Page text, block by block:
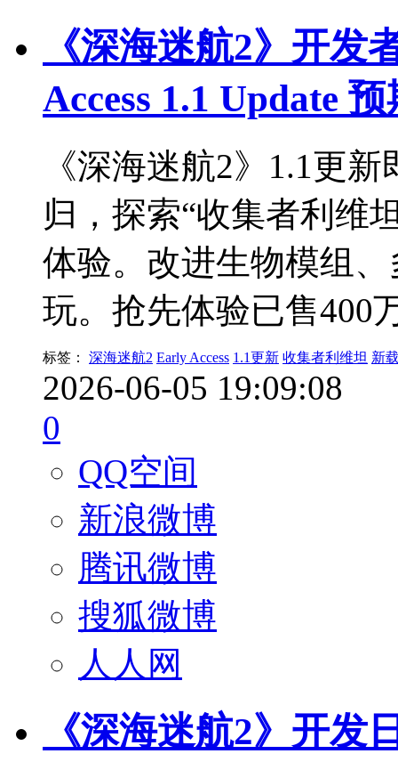
《深海迷航2》开发
Access 1.1 Update
《深海迷航2》1.1更
归，探索“收集者利维
体验。改进生物模组
玩。抢先体验已售400
标签： 深海迷航2 Early Access 1.1更新 收集者利维坦 新
2026-06-05 19:09:08
0
QQ空间
新浪微博
腾讯微博
搜狐微博
人人网
《深海迷航2》开发